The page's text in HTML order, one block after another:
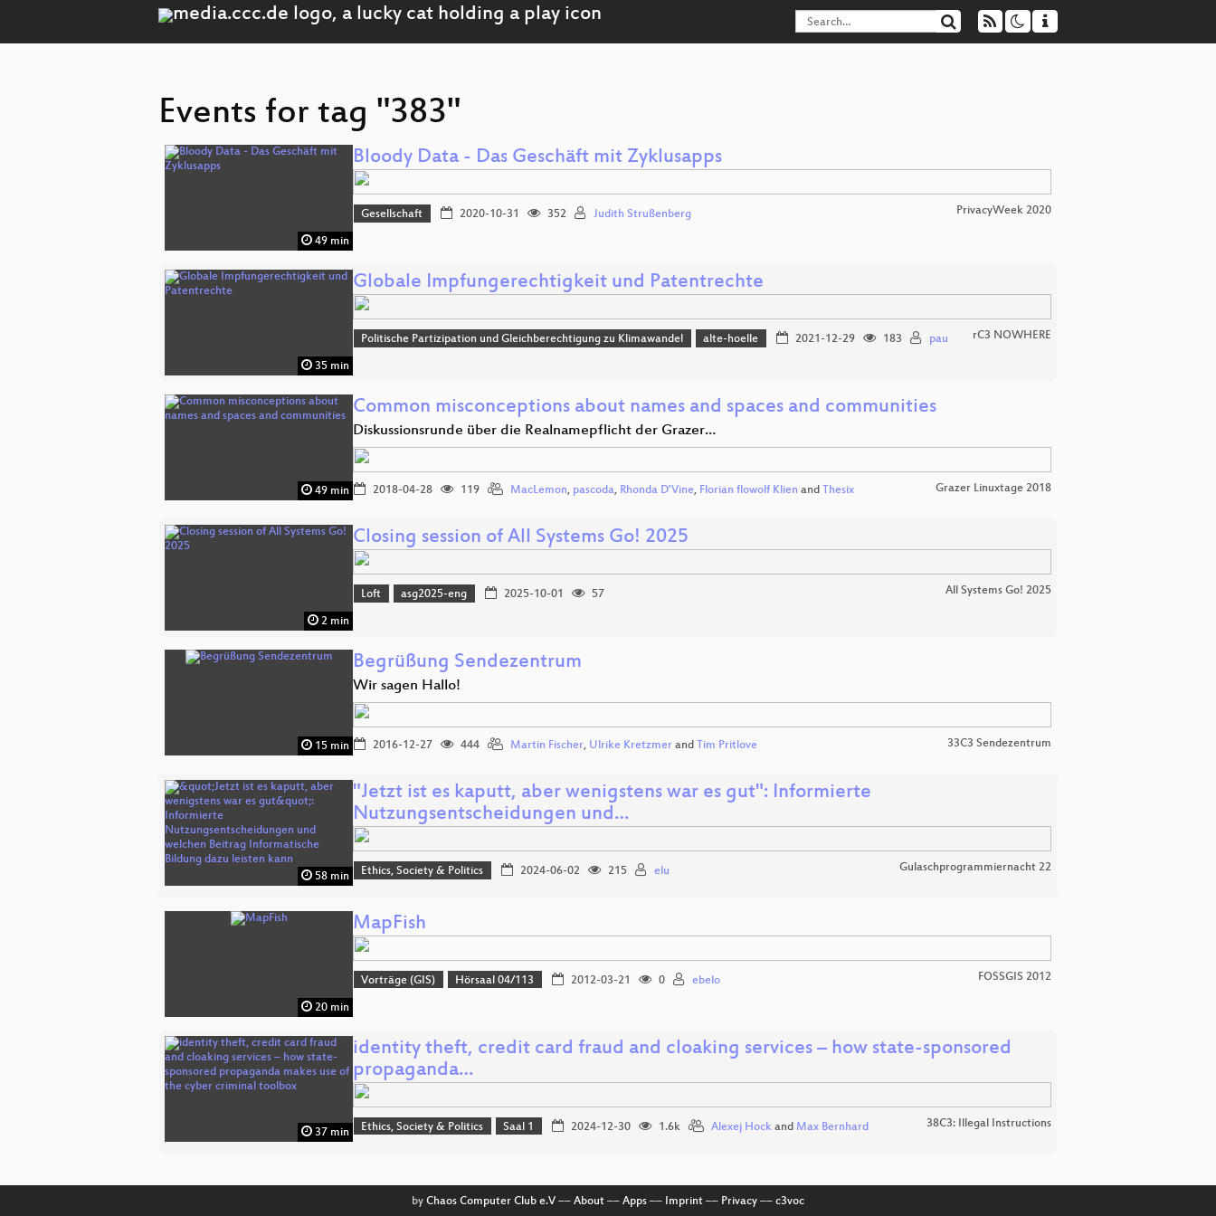
Events for tag "383"
49 min
Bloody Data - Das Geschäft mit Zyklusapps
Gesellschaft 2020-10-31 352 Judith Strußenberg PrivacyWeek 2020
35 min
Globale Impfungerechtigkeit und Patentrechte
Politische Partizipation und Gleichberechtigung zu Klimawandel alte-hoelle 2021-12-29 183 pau rC3 NOWHERE
49 min
Common misconceptions about names and spaces and communities
Diskussionsrunde über die Realnamepflicht der Grazer…
2018-04-28 119 MacLemon, pascoda, Rhonda D'Vine, Florian flowolf Klien and Thesix Grazer Linuxtage 2018
2 min
Closing session of All Systems Go! 2025
Loft asg2025-eng 2025-10-01 57 All Systems Go! 2025
15 min
Begrüßung Sendezentrum
Wir sagen Hallo!
2016-12-27 444 Martin Fischer, Ulrike Kretzmer and Tim Pritlove 33C3 Sendezentrum
58 min
"Jetzt ist es kaputt, aber wenigstens war es gut": Informierte
Nutzungsentscheidungen und…
Ethics, Society & Politics 2024-06-02 215 elu Gulaschprogrammiernacht 22
20 min
MapFish
Vorträge (GIS) Hörsaal 04/113 2012-03-21 0 ebelo FOSSGIS 2012
37 min
identity theft, credit card fraud and cloaking services – how state-sponsored
propaganda…
Ethics, Society & Politics Saal 1 2024-12-30 1.6k Alexej Hockand Max Bernhard 38C3: Illegal Instructions
by Chaos Computer Club e.V –– About –– Apps –– Imprint –– Privacy –– c3voc